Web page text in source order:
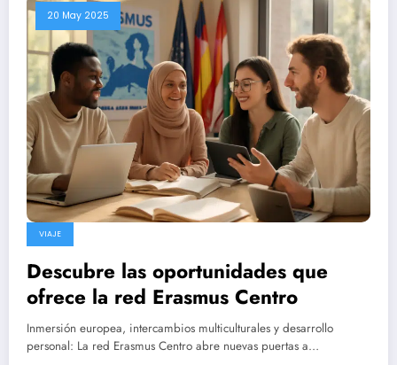
20 May 2025
VIAJE
Descubre las oportunidades que
ofrece la red Erasmus Centro
Inmersión europea, intercambios multiculturales y desarrollo
personal: La red Erasmus Centro abre nuevas puertas a…